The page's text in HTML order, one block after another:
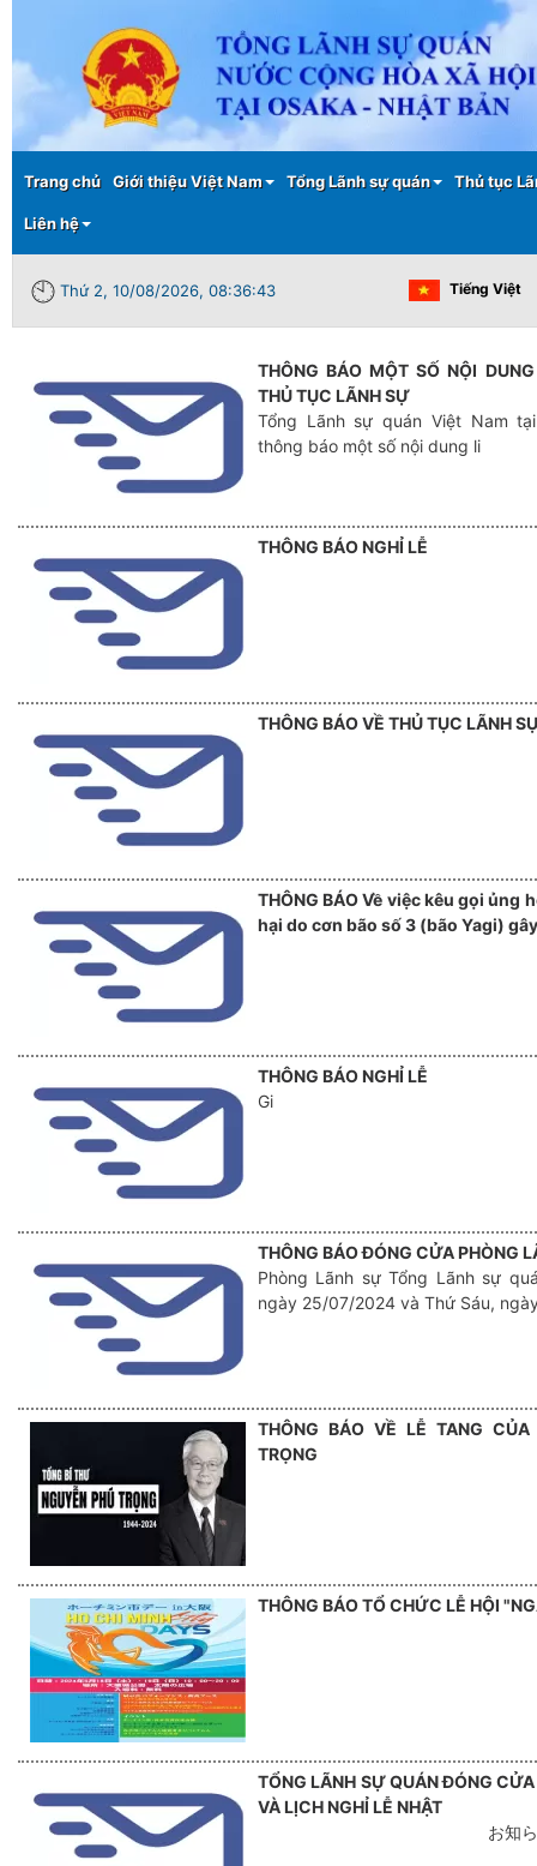
Main menu
Trang chủ Giới thiệu Việt Nam Tổng Lãnh sự quán Thủ tục
Liên hệ
Thứ 2, 10/08/2026, 08:36:43 Tiếng Việt
THÔNG BÁO MỘT SỐ NỘI
THỦ TỤC LÃNH SỰ
Tổng Lãnh sự quán Việt Nam
thông báo một số nội dung li
THÔNG BÁO NGHỈ LỄ
THÔNG BÁO VỀ THỦ TỤC LÃNH
THÔNG BÁO Về việc kêu gọi
hại do cơn bão số 3 (bão Yagi)
THÔNG BÁO NGHỈ LỄ
Gi
THÔNG BÁO ĐÓNG CỬA PHÒNG
Phòng Lãnh sự Tổng Lãnh sự
ngày 25/07/2024 và Thứ Sáu,
THÔNG BÁO VỀ LỄ TANG
TRỌNG
THÔNG BÁO TỔ CHỨC LỄ HỘI
TỔNG LÃNH SỰ QUÁN ĐÓNG
VÀ LỊCH NGHỈ LỄ NHẬT
お知